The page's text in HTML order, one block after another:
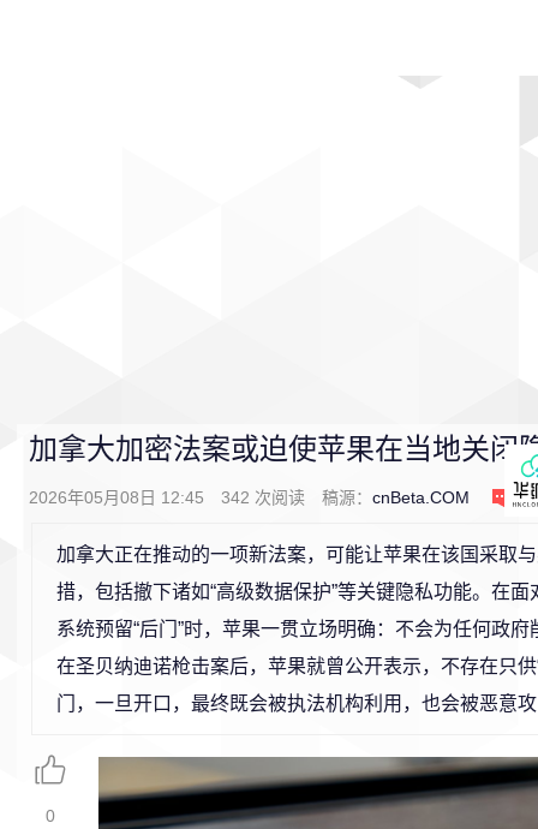
加拿大加密法案或迫使苹果在当地关闭
2026年05月08日 12:45 342 次阅读 稿源： cnBeta.COM 0
加拿大正在推动的一项新法案，可能让苹果在该国采取
措，包括撤下诸如“高级数据保护”等关键隐私功能。在
系统预留“后门”时，苹果一贯立场明确：不会为任何政
在圣贝纳迪诺枪击案后，苹果就曾公开表示，不存在只供
门，一旦开口，最终既会被执法机构利用，也会被恶意
0